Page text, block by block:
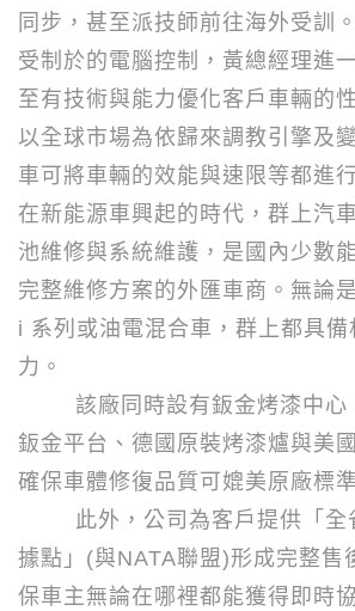
同步，甚至派技師前往海外受訓
受制於的電腦控制，黃總經理進
至有技術與能力優化客戶車輛的
以全球市場為依歸來調教引擎及
車可將車輛的效能與速限等都進
在新能源車興起的時代，群上汽
池維修與系統維護，是國內少數
完整維修方案的外匯車商。無論
i 系列或油電混合車，群上都具
力。
該廠同時設有鈑金烤漆中心
鈑金平台、德國原裝烤漆爐與美
確保車體修復品質可媲美原廠標準
此外，公司為客戶提供「全
據點」 (與NATA聯盟)形成完整售
保車主無論在哪裡都能獲得即時